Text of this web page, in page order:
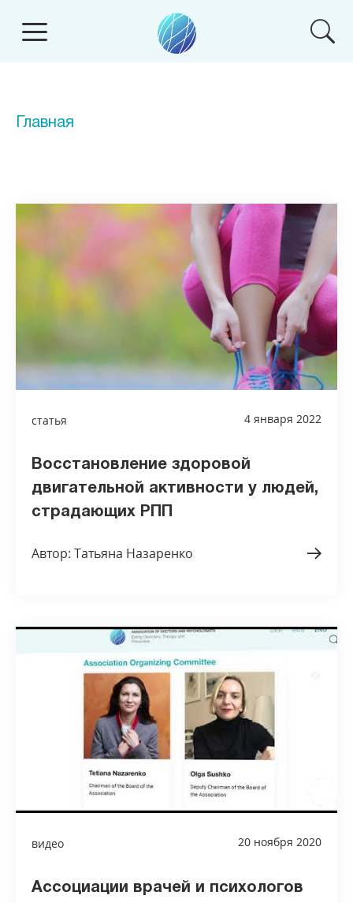
Главная
статья 4 января 2022
Восстановление здоровой
двигательной активности у людей,
страдающих РПП
Автор: Татьяна Назаренко
видео 20 ноября 2020
Ассоциации врачей и психологов